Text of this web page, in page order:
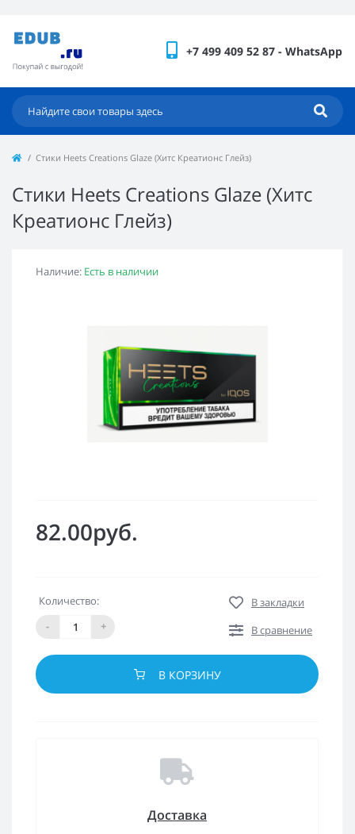
+7 499 409 52 87 - WhatsApp
Стики Heets Creations Glaze (Хитс Креатионс Глейз)
Стики Heets Creations Glaze (Хитс
Креатионс Глейз)
Наличие: Есть в наличии
82.00руб.
Количество:
-
+
В закладки
В сравнение
В КОРЗИНУ
Доставка